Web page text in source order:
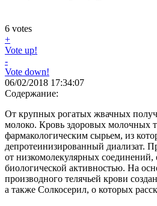
6 votes
+
Vote up!
-
Vote down!
06/02/2018 17:34:07
Содержание:
От крупных рогатых жвачных
молоко. Кровь здоровых молочных
фармакологическим сырьем, из
депротеинизированный диализат.
от низкомолекулярных
биологической активностью. На
производного телячьей крови
а также Солкосерил, о которых